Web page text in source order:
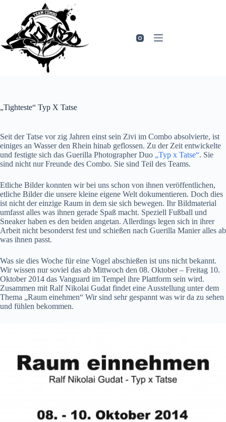
springen
„Tighteste“ Typ X Tatse
Seit der Tatse vor zig Jahren einst sein Zivi im Combo absolvierte, ist
einiges an Wasser den Rhein hinab geflossen. Zu der Zeit entwickelte
und festigte sich das Guerilla Photographer Duo „Typ x Tatse“. Sie
sind nicht nur Freunde des Combo. Sie sind Teil des Teams.
Etliche Bilder konnten wir bei uns schon von ihnen veröffentlichen,
etliche Bilder die unsere kleine eigene Welt dokumentieren. Doch dies
ist nicht der einzige Raum in dem sie sich bewegen. Ihr Bildmaterial
umfasst alles was ihnen gerade Spaß macht. Speziell Fußball und
Sneaker haben es den beiden angetan. Allerdings legen sich in ihrer
Arbeit nicht besonderst fest und schießen nach Guerilla Manier alles ab
was ihnen passt.
Was sie dies Woche für eine Vogel abschießen ist uns nicht bekannt.
Wir wissen nur soviel das ab Mittwoch den 08. Oktober – Freitag 10.
Oktober 2014 das Vanguard im Tempel ihre Plattform sein wird.
Zusammen mit Ralf Nikolai Gudat findet eine Ausstellung unter dem
Thema „Raum einehmen“ Wir sind sehr gespannt was wir da zu sehen
und fühlen bekommen.